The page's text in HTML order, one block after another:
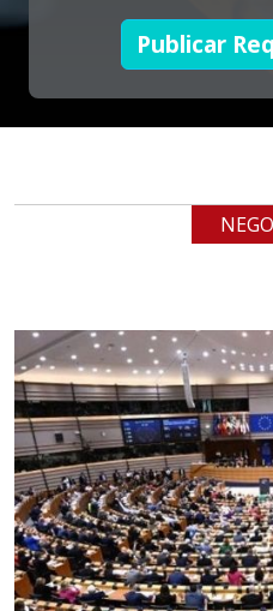
Requiere:
LOGÍSTICA DE
EN MANO
Aplicar al
Empresa en
Requiere:
LOGÍSTICA
Especificaciones:
cualquiera
Aplicar al
Publicar